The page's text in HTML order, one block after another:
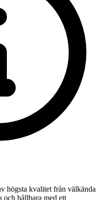
högsta kvalitet från välkända
och hållbara med ett